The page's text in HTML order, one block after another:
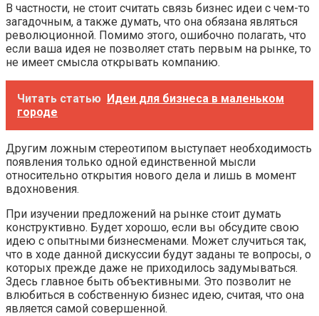
В частности, не стоит считать связь бизнес идеи с чем-то
загадочным, а также думать, что она обязана являться
революционной. Помимо этого, ошибочно полагать, что
если ваша идея не позволяет стать первым на рынке, то
не имеет смысла открывать компанию.
Читать статью Идеи для бизнеса в маленьком
городе
Другим ложным стереотипом выступает необходимость
появления только одной единственной мысли
относительно открытия нового дела и лишь в момент
вдохновения.
При изучении предложений на рынке стоит думать
конструктивно. Будет хорошо, если вы обсудите свою
идею с опытными бизнесменами. Может случиться так,
что в ходе данной дискуссии будут заданы те вопросы, о
которых прежде даже не приходилось задумываться.
Здесь главное быть объективными. Это позволит не
влюбиться в собственную бизнес идею, считая, что она
является самой совершенной.